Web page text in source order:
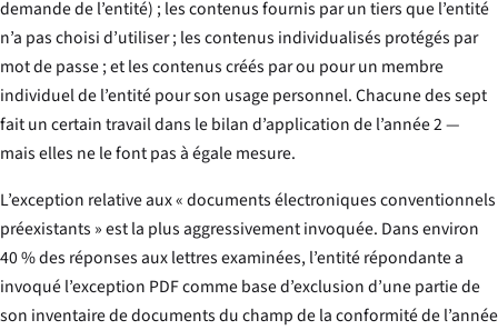
demande de l’entité) ; les contenus fournis par un tiers que l’entité
n’a pas choisi d’utiliser ; les contenus individualisés protégés par
mot de passe ; et les contenus créés par ou pour un membre
individuel de l’entité pour son usage personnel. Chacune des sept
fait un certain travail dans le bilan d’application de l’année 2 —
mais elles ne le font pas à égale mesure.
L’exception relative aux « documents électroniques conventionnels
préexistants » est la plus aggressivement invoquée. Dans environ
40 % des réponses aux lettres examinées, l’entité répondante a
invoqué l’exception PDF comme base d’exclusion d’une partie de
son inventaire de documents du champ de la conformité de l’année